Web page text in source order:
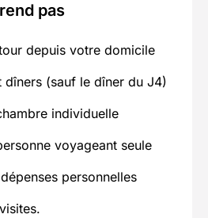
pas
depuis votre domicile
dîners (sauf le dîner du J4)
individuelle
voyageant seule
personnelles